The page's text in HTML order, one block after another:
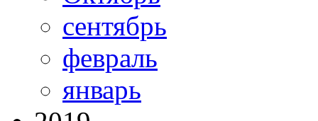
сентябрь
февраль
январь